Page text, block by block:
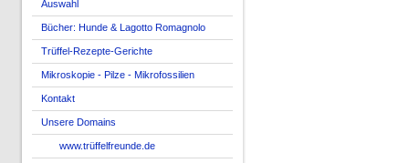
Auswahl
Bücher: Hunde & Lagotto Romagnolo
Trüffel-Rezepte-Gerichte
Mikroskopie - Pilze - Mikrofossilien
Kontakt
Unsere Domains
www.trüffelfreunde.de